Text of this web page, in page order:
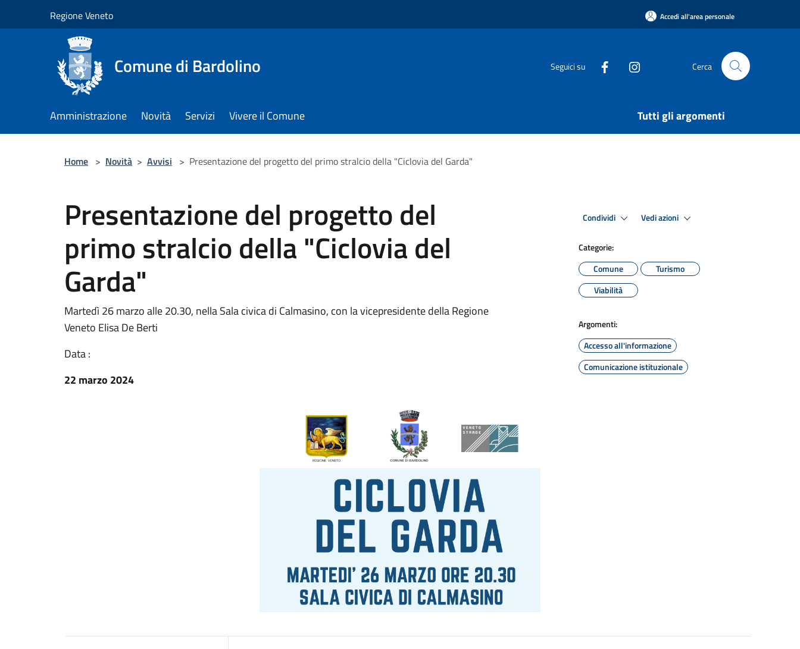
Regione Veneto Accedi all'area personale
Comune di Bardolino Seguici su Cerca
Amministrazione Novità Servizi Vivere il Comune Tutti gli argomenti
Home > Novità > Avvisi > Presentazione del progetto del primo stralcio della "Ciclovia del Garda"
Presentazione del progetto del
primo stralcio della "Ciclovia del
Garda"
Martedì 26 marzo alle 20.30, nella Sala civica di Calmasino, con la vicepresidente della Regione
Veneto Elisa De Berti
Data :
22 marzo 2024
Condividi Vedi azioni
Categorie:
Comune
Turismo
Viabilità
Argomenti:
Accesso all'informazione
Comunicazione istituzionale